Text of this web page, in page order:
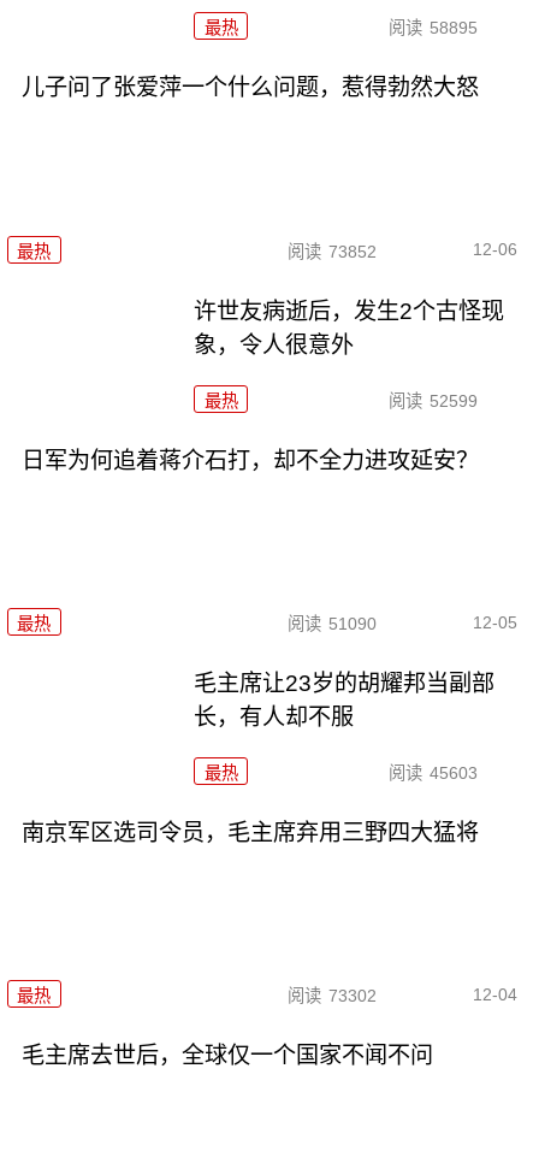
最热 阅读 58895
儿子问了张爱萍一个什么问题，惹得勃然大怒
最热 阅读 73852 12-06
许世友病逝后，发生2个古怪现
象，令人很意外
最热 阅读 52599
日军为何追着蒋介石打，却不全力进攻延安？
最热 阅读 51090 12-05
毛主席让23岁的胡耀邦当副部
长，有人却不服
最热 阅读 45603
南京军区选司令员，毛主席弃用三野四大猛将
最热 阅读 73302 12-04
毛主席去世后，全球仅一个国家不闻不问